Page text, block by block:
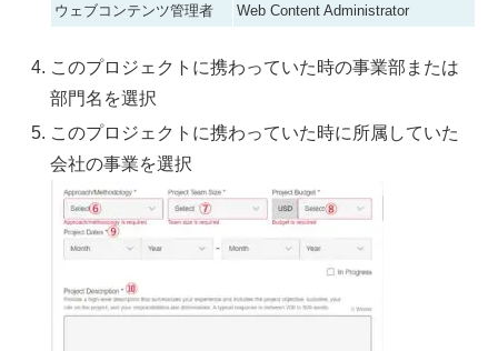
ウェブコンテンツ管理者
Web Content Administrator
このプロジェクトに携わっていた時の事業部または
部門名を選択
このプロジェクトに携わっていた時に所属していた
会社の事業を選択